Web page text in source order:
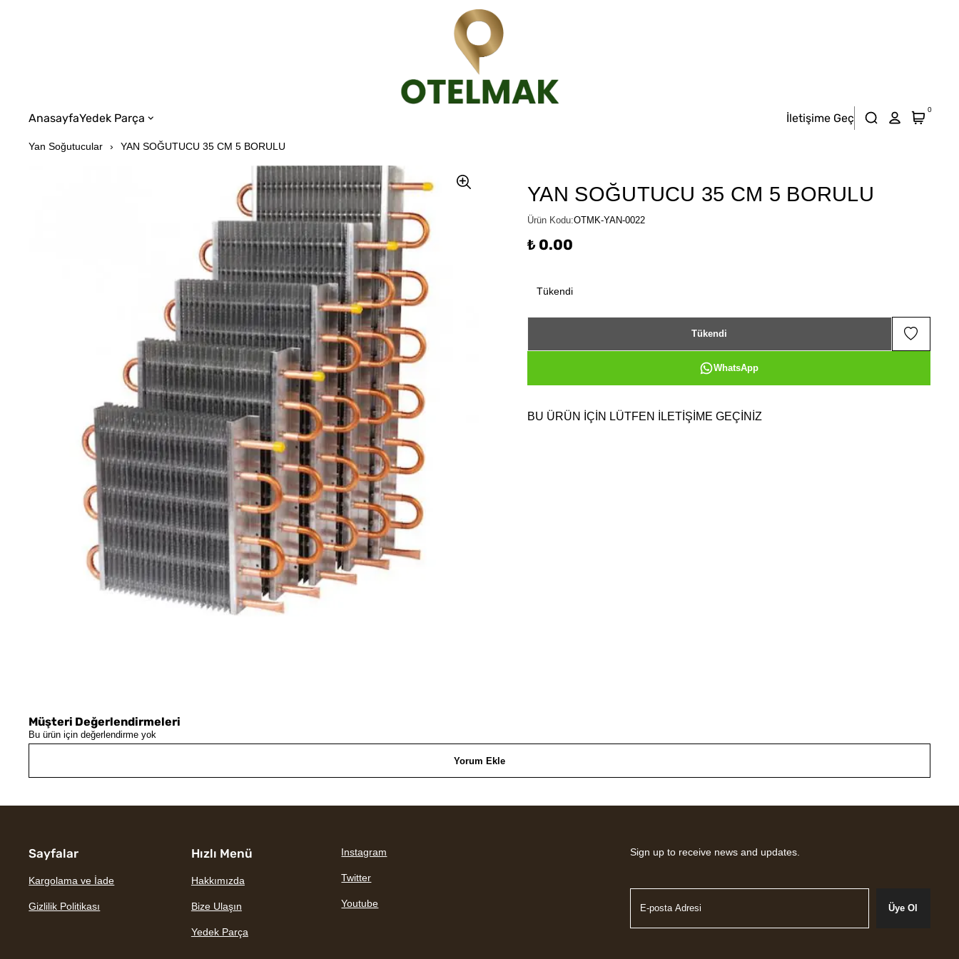
AnasayfaYedek Parça İletişime Geç
0
Yan Soğutucular YAN SOĞUTUCU 35 CM 5 BORULU
YAN SOĞUTUCU 35 CM 5 BORULU
Ürün Kodu:OTMK-YAN-0022
₺ 0.00
BU ÜRÜN İÇİN LÜTFEN İLETİŞİME GEÇİNİZ
Tükendi
Tükendi
WhatsApp
Müşteri Değerlendirmeleri
Bu ürün için değerlendirme yok
Yorum Ekle
Sayfalar
Kargolama ve İade
Gizlilik Politikası
Hızlı Menü
Hakkımızda
Bize Ulaşın
Yedek Parça
Instagram
Twitter
Youtube
Sign up to receive news and updates.
Üye Ol